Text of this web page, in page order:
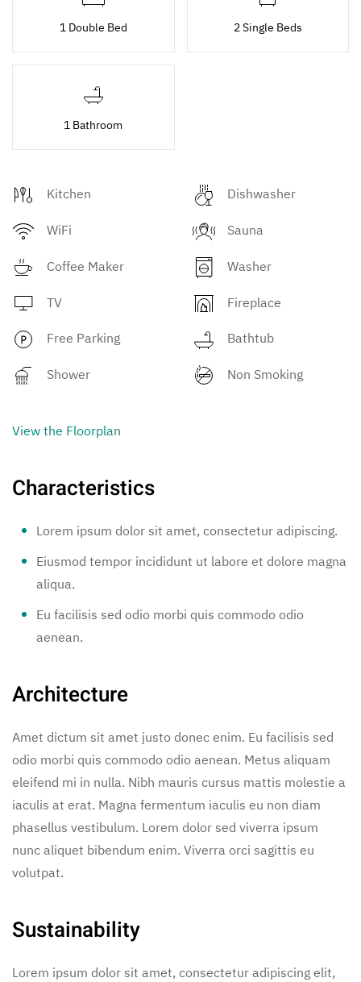
1 Double Bed 2 Single Beds
1 Bathroom
Kitchen Dishwasher
WiFi Sauna
Coffee Maker Washer
TV Fireplace
Free Parking Bathtub
Shower Non Smoking
View the Floorplan
Characteristics
Lorem ipsum dolor sit amet, consectetur adipiscing.
Eiusmod tempor incididunt ut labore et dolore magna
aliqua.
Eu facilisis sed odio morbi quis commodo odio
aenean.
Architecture
Amet dictum sit amet justo donec enim. Eu facilisis sed
odio morbi quis commodo odio aenean. Metus aliquam
eleifend mi in nulla. Nibh mauris cursus mattis molestie a
iaculis at erat. Magna fermentum iaculis eu non diam
phasellus vestibulum. Lorem dolor sed viverra ipsum
nunc aliquet bibendum enim. Viverra orci sagittis eu
volutpat.
Sustainability
Lorem ipsum dolor sit amet, consectetur adipiscing elit,